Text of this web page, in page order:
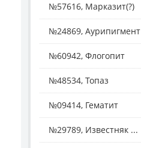
№57616, Марказит(?)
№24869, Аурипигмент
№60942, Флогопит
№48534, Топаз
№09414, Гематит
№29789, Известняк ...